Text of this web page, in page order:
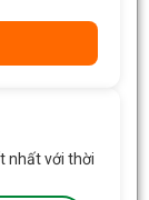
nhất với thời